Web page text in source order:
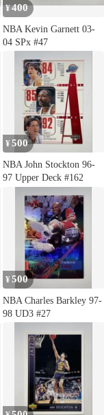
¥ 400
NBA Kevin Garnett 03-
04 SPx #47
¥500
NBA John Stockton 96-
97 Upper Deck #162
¥500
NBA Charles Barkley 97-
98 UD3 #27